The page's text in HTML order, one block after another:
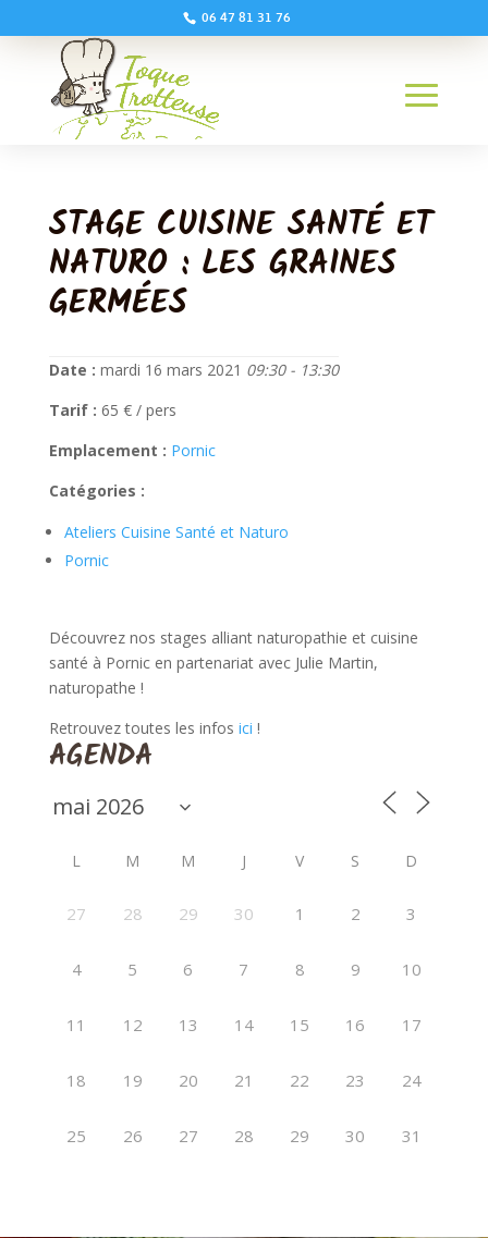
06 47 81 31 76
STAGE CUISINE SANTÉ ET
NATURO : LES GRAINES
GERMÉES
Date : mardi 16 mars 2021 09:30 - 13:30
Tarif : 65 € / pers
Emplacement : Pornic
Catégories :
Ateliers Cuisine Santé et Naturo
Pornic
Découvrez nos stages alliant naturopathie et cuisine
santé à Pornic en partenariat avec Julie Martin,
naturopathe !
Retrouvez toutes les infos ici !
AGENDA
L M M J V S D
27 28 29 30 1 2 3
4 5 6 7 8 9 10
11 12 13 14 15 16 17
18 19 20 21 22 23 24
25 26 27 28 29 30 31